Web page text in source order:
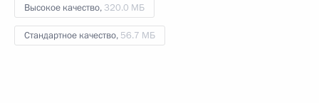
Высокое качество, 320.0 МБ
Стандартное качество, 56.7 МБ